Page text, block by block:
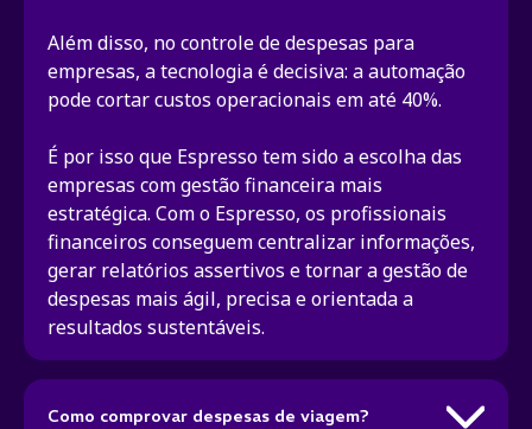
Além disso, no controle de despesas para
empresas, a tecnologia é decisiva: a automação
pode cortar custos operacionais em até 40%.
É por isso que Espresso tem sido a escolha das
empresas com gestão financeira mais
estratégica. Com o Espresso, os profissionais
financeiros conseguem centralizar informações,
gerar relatórios assertivos e tornar a gestão de
despesas mais ágil, precisa e orientada a
resultados sustentáveis.
Como comprovar despesas de viagem?